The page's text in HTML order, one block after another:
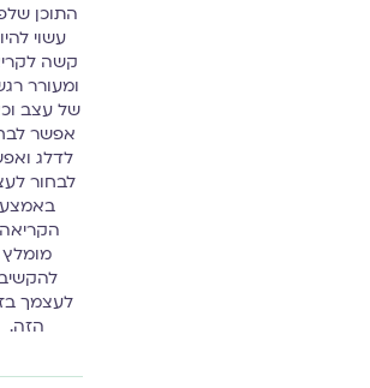
התוכן
עשוי
קשה
ומעורר
של עצב
אפשר
לדלג
לבחור
באמצע
מומלץ
לעצמך
הזה.